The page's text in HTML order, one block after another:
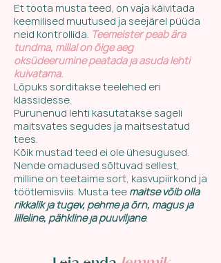
Et toota musta teed, on vaja käivitada
keemilised muutused ja seejärel püüda
neid kontrollida. Teemeister peab ära
tundma, millal on õige aeg
oksüdeerumine peatada ja asuda lehti
kuivatama.
Lõpuks sorditakse teelehed eri
klassidesse.
Purunenud lehti kasutatakse sageli
maitsvates segudes ja maitsestatud
tees.
Kõik mustad teed ei ole ühesugused.
Nende omadused sõltuvad sellest,
milline on teetaime sort, kasvupiirkond ja
töötlemisviis. Musta tee maitse võib olla
rikkalik ja tugev, pehme ja õrn, magus ja
lilleline, pähkline ja puuviljane.